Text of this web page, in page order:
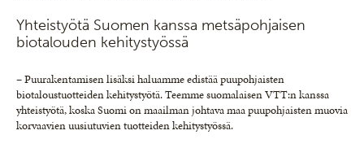
Yhteistyötä Suomen kanssa metsäpohjaisen
biotalouden kehitystyössä
– Puurakentamisen lisäksi haluamme edistää puupohjaisten
biotaloustuotteiden kehitystyötä. Teemme suomalaisen VTT:n kanssa
yhteistyötä, koska Suomi on maailman johtava maa puupohjaisten muovia
korvaavien uusiutuvien tuotteiden kehitystyössä.